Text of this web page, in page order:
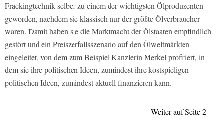
Frackingtechnik selber zu einem der wichtigsten Ölproduzenten
geworden, nachdem sie klassisch nur der größte Ölverbraucher
waren. Damit haben sie die Marktmacht der Ölstaaten empfindlich
gestört und ein Preiszerfallsszenario auf den Ölweltmärkten
eingeleitet, von dem zum Beispiel Kanzlerin Merkel profitiert, in
dem sie ihre politischen Ideen, zumindest ihre kostspieligen
politischen Ideen, zumindest aktuell finanzieren kann.
Weiter auf Seite 2